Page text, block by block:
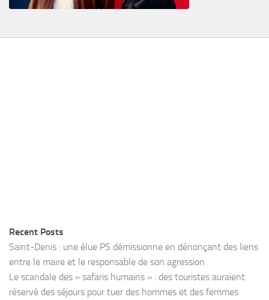
Recent Posts
Saint-Denis : une élue PS démissionne en dénonçant des liens
entre le maire et le responsable de son agression
Le scandale des « safaris humains » : des touristes auraient
réservé des séjours pour tuer des hommes et des femmes